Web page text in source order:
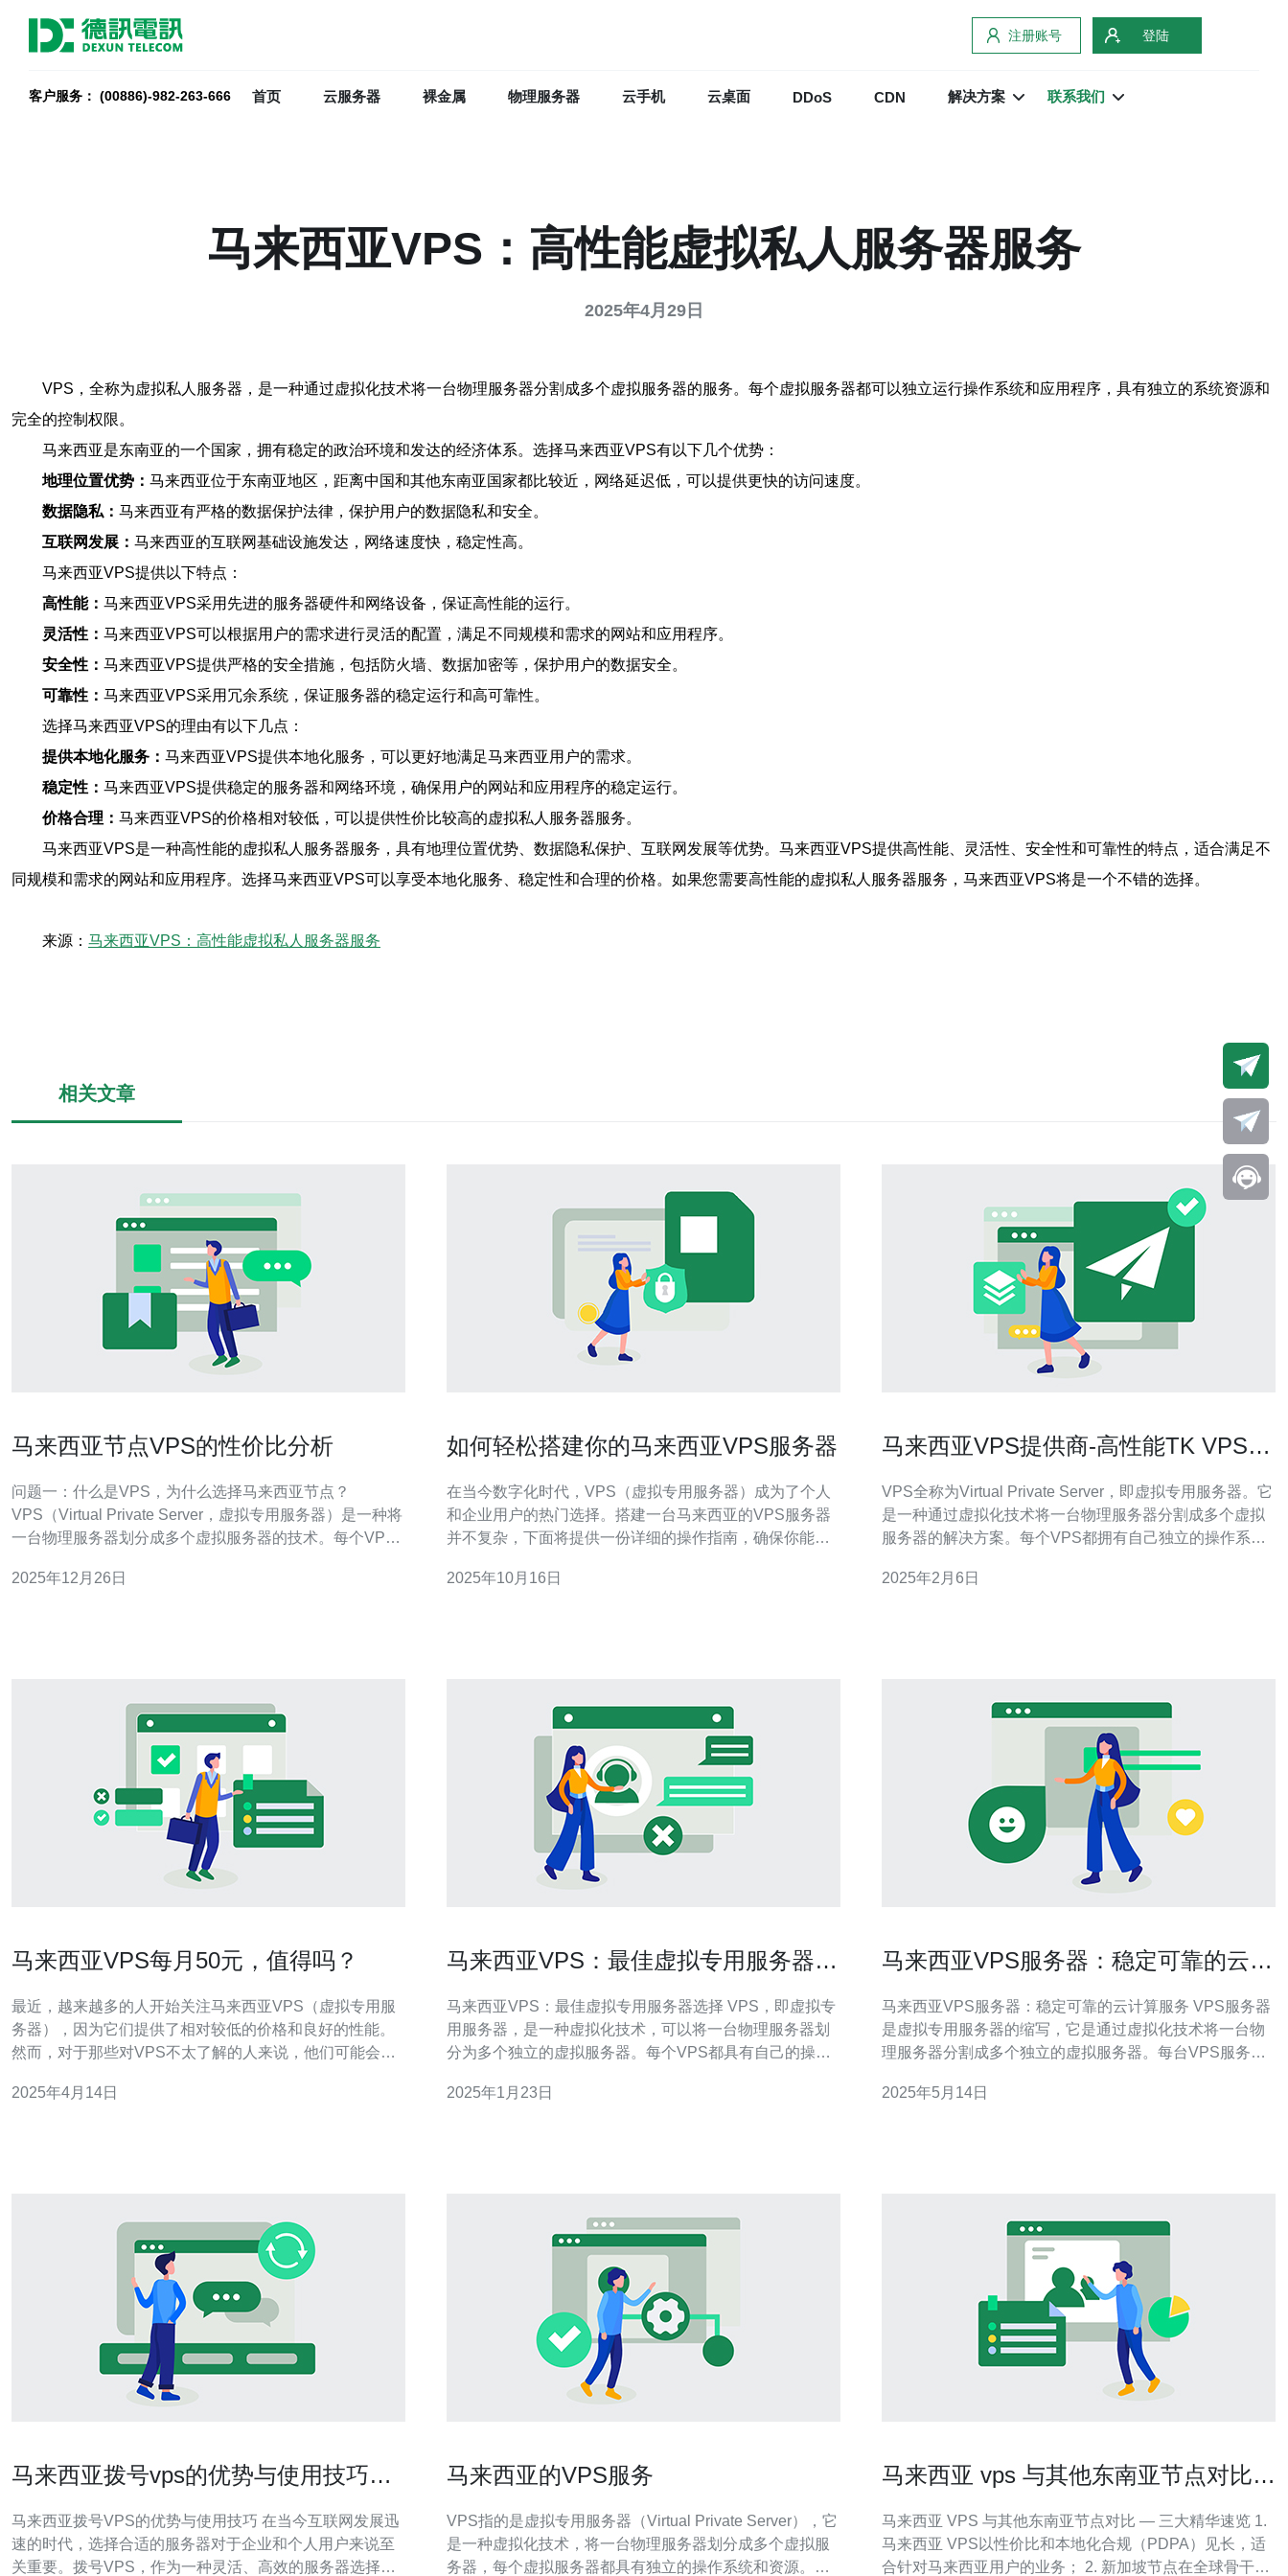
注册账号 登陆
客户服务： (00886)-982-263-666 首页 云服务器 裸金属 物理服务器 云手机 云桌面 DDoS CDN 解决方案 联系我们
马来西亚VPS：高性能虚拟私人服务器服务
2025年4月29日
VPS，全称为虚拟私人服务器，是一种通过虚拟化技术将一台物理服务器分割成多个虚拟服务器的服务。每个虚拟服务器都可以独立运行操作系统和应用程序，具有独立的系统资源和
完全的控制权限。
马来西亚是东南亚的一个国家，拥有稳定的政治环境和发达的经济体系。选择马来西亚VPS有以下几个优势：
地理位置优势： 马来西亚位于东南亚地区，距离中国和其他东南亚国家都比较近，网络延迟低，可以提供更快的访问速度。
数据隐私： 马来西亚有严格的数据保护法律，保护用户的数据隐私和安全。
互联网发展： 马来西亚的互联网基础设施发达，网络速度快，稳定性高。
马来西亚VPS提供以下特点：
高性能： 马来西亚VPS采用先进的服务器硬件和网络设备，保证高性能的运行。
灵活性： 马来西亚VPS可以根据用户的需求进行灵活的配置，满足不同规模和需求的网站和应用程序。
安全性： 马来西亚VPS提供严格的安全措施，包括防火墙、数据加密等，保护用户的数据安全。
可靠性： 马来西亚VPS采用冗余系统，保证服务器的稳定运行和高可靠性。
选择马来西亚VPS的理由有以下几点：
提供本地化服务： 马来西亚VPS提供本地化服务，可以更好地满足马来西亚用户的需求。
稳定性： 马来西亚VPS提供稳定的服务器和网络环境，确保用户的网站和应用程序的稳定运行。
价格合理： 马来西亚VPS的价格相对较低，可以提供性价比较高的虚拟私人服务器服务。
马来西亚VPS是一种高性能的虚拟私人服务器服务，具有地理位置优势、数据隐私保护、互联网发展等优势。马来西亚VPS提供高性能、灵活性、安全性和可靠性的特点，适合满足不
同规模和需求的网站和应用程序。选择马来西亚VPS可以享受本地化服务、稳定性和合理的价格。如果您需要高性能的虚拟私人服务器服务，马来西亚VPS将是一个不错的选择。
来源： 马来西亚VPS：高性能虚拟私人服务器服务
相关文章
马来西亚节点VPS的性价比分析
问题一：什么是VPS，为什么选择马来西亚节点？
VPS（Virtual Private Server，虚拟专用服务器）是一种将
一台物理服务器划分成多个虚拟服务器的技术。每个VPS
选择马来西亚节点VPS的原因主要包括：马来西亚地理位
2025年12月26日
如何轻松搭建你的马来西亚VPS服务器
在当今数字化时代，VPS（虚拟专用服务器）成为了个人
和企业用户的热门选择。搭建一台马来西亚的VPS服务器
并不复杂，下面将提供一份详细的操作指南，确保你能够
个可靠的VPS提供商。比较知名的马来西亚VPS提供商包
2025年10月16日
马来西亚VPS提供商-高性能TK VPS服
VPS全称为Virtual Private Server，即虚拟专用服务器。它
是一种通过虚拟化技术将一台物理服务器分割成多个虚拟
服务器的解决方案。每个VPS都拥有自己独立的操作系统
托管或独立服务器，具有更高的灵活性和性能。 马来西亚
2025年2月6日
马来西亚VPS每月50元，值得吗？
最近，越来越多的人开始关注马来西亚VPS（虚拟专用服
务器），因为它们提供了相对较低的价格和良好的性能。
然而，对于那些对VPS不太了解的人来说，他们可能会犹
VPS的优势和劣势，以及其是否值得投资。 1. 价格相对较
2025年4月14日
马来西亚VPS：最佳虚拟专用服务器选
马来西亚VPS：最佳虚拟专用服务器选择 VPS，即虚拟专
用服务器，是一种虚拟化技术，可以将一台物理服务器划
分为多个独立的虚拟服务器。每个VPS都具有自己的操作
网站。 马来西亚作为东南亚的经济中心，拥有稳定的网络
2025年1月23日
马来西亚VPS服务器：稳定可靠的云计
马来西亚VPS服务器：稳定可靠的云计算服务 VPS服务器
是虚拟专用服务器的缩写，它是通过虚拟化技术将一台物
理服务器分割成多个独立的虚拟服务器。每台VPS服务器
运行应用程序和网站。 马来西亚VPS服务器在亚洲地区拥
2025年5月14日
马来西亚拨号vps的优势与使用技巧详
马来西亚拨号VPS的优势与使用技巧 在当今互联网发展迅
速的时代，选择合适的服务器对于企业和个人用户来说至
关重要。拨号VPS，作为一种灵活、高效的服务器选择，
马来西亚的VPS服务
VPS指的是虚拟专用服务器（Virtual Private Server），它
是一种虚拟化技术，将一台物理服务器划分成多个虚拟服
务器，每个虚拟服务器都具有独立的操作系统和资源。
马来西亚 vps 与其他东南亚节点对比的
马来西亚 VPS 与其他东南亚节点对比 — 三大精华速览 1.
马来西亚 VPS以性价比和本地化合规（PDPA）见长，适
合针对马来西亚用户的业务； 2. 新加坡节点在全球骨干互